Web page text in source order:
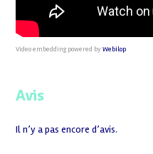
Video embedding powered byWebilop
Avis
Il n’y a pas encore d’avis.